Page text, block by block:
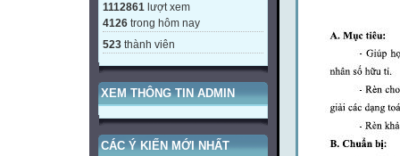
1112861 lượt xem
4126 trong hôm nay
523 thành viên
XEM THÔNG TIN ADMIN
CÁC Ý KIẾN MỚI NHẤT